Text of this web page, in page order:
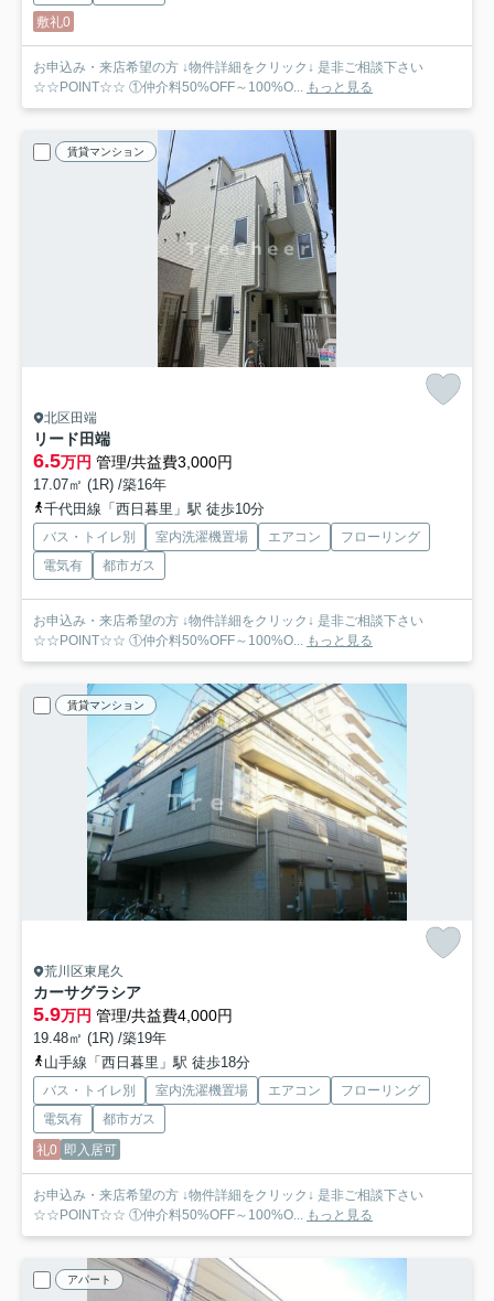
敷礼0
お申込み・来店希望の方 ↓物件詳細をクリック↓ 是非ご相談下さい
☆☆POINT☆☆ ①仲介料50%OFF～100%O...
もっと見る
賃貸マンション
北区田端
リード田端
6.5万円 管理/共益費3,000円
17.07㎡ (1R) /築16年
千代田線「西日暮里」駅 徒歩10分
バス・トイレ別 室内洗濯機置場 エアコン
フローリング
電気有
都市ガス
お申込み・来店希望の方 ↓物件詳細をクリック↓ 是非ご相談下さい
☆☆POINT☆☆ ①仲介料50%OFF～100%O...
もっと見る
賃貸マンション
荒川区東尾久
カーサグラシア
5.9万円 管理/共益費4,000円
19.48㎡ (1R) /築19年
山手線「西日暮里」駅 徒歩18分
バス・トイレ別 室内洗濯機置場 エアコン
フローリング
電気有
都市ガス
礼0 即入居可
お申込み・来店希望の方 ↓物件詳細をクリック↓ 是非ご相談下さい
☆☆POINT☆☆ ①仲介料50%OFF～100%O...
もっと見る
アパート